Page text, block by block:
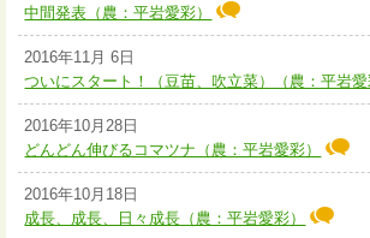
中間発表（農：平岩愛彩）
2016年11月 6日
ついにスタート！（豆苗、吹立菜）（農：平岩愛
2016年10月28日
どんどん伸びるコマツナ（農：平岩愛彩）
2016年10月18日
成長、成長、日々成長（農：平岩愛彩）